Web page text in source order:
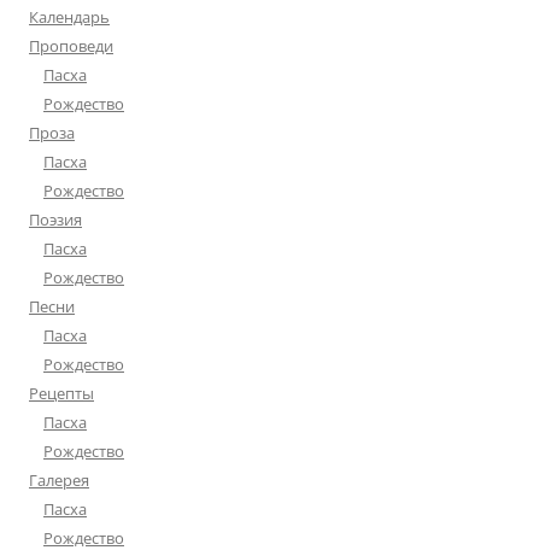
Календарь
Проповеди
Пасха
Рождество
Проза
Пасха
Рождество
Поэзия
Пасха
Рождество
Песни
Пасха
Рождество
Рецепты
Пасха
Рождество
Галерея
Пасха
Рождество